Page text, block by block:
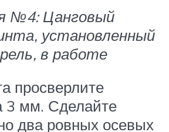
№4: Цанговый
установленный
в работе
просверлите
3 мм. Сделайте
два ровных осевых